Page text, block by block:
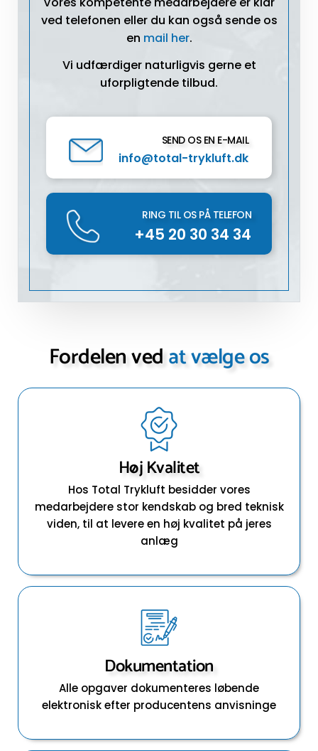
ved telefonen eller du kan også sende os
en mail her.
Vi udfærdiger naturligvis gerne et
uforpligtende tilbud.
SEND OS EN E-MAIL
info@total-trykluft.dk
RING TIL OS PÅ TELEFON
+45 20 30 34 34
Fordelen vedat vælge os
Høj Kvalitet
Hos Total Trykluft besidder vores
medarbejdere stor kendskab og bred teknisk
viden, til at levere en høj kvalitet på jeres
anlæg
Dokumentation
Alle opgaver dokumenteres løbende
elektronisk efter producentens anvisninge